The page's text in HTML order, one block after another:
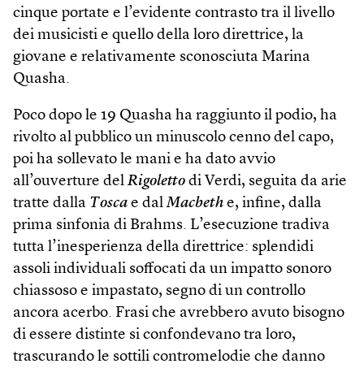
cinque portate e l’evidente contrasto tra il livello
dei musicisti e quello della loro direttrice, la
giovane e relativamente sconosciuta Marina
Quasha.
Poco dopo le 19 Quasha ha raggiunto il podio, ha
rivolto al pubblico un minuscolo cenno del capo,
poi ha sollevato le mani e ha dato avvio
all’ouverture del Rigoletto di Verdi, seguita da arie
tratte dalla Tosca e dalMacbeth e, infine, dalla
prima sinfonia di Brahms. L’esecuzione tradiva
tutta l’inesperienza della direttrice: splendidi
assoli individuali soffocati da un impatto sonoro
chiassoso e impastato, segno di un controllo
ancora acerbo. Frasi che avrebbero avuto bisogno
di essere distinte si confondevano tra loro,
trascurando le sottili contromelodie che danno